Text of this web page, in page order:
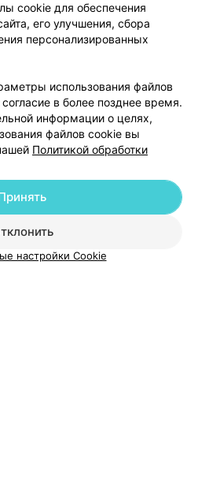
специалиста
cookie для обеспечения
его улучшения, сбора
персонализированных
использования файлов
в более позднее время.
информации о целях,
файлов cookie вы
Политикой обработки
настройки Cookie